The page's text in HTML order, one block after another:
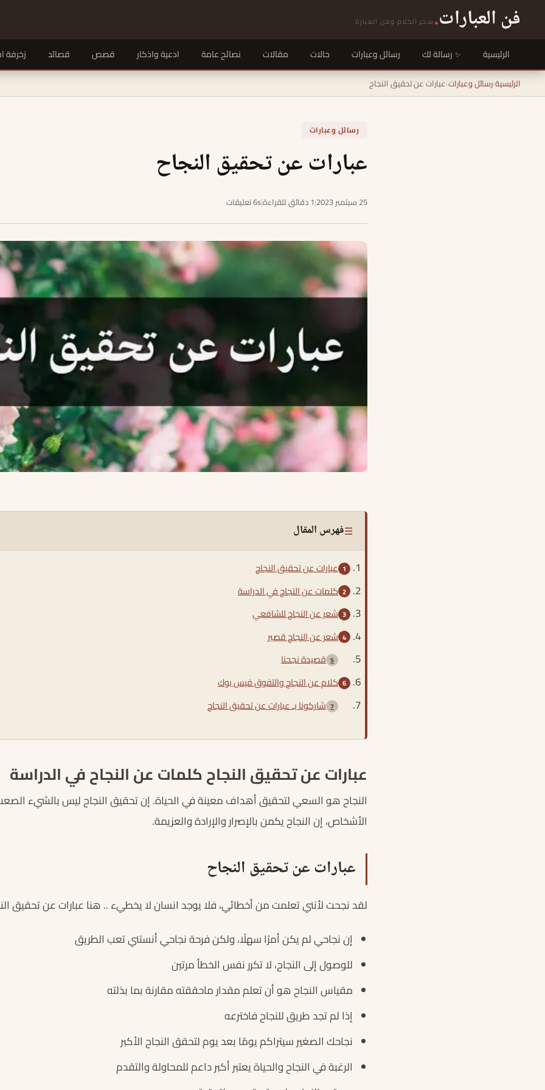
فن العبارات. سحر الكلام وفن العبارة
الرئيسية رسالة لك رسائل وعبارات حالات مقالات نصائح عامة ادعية واذكار قصص قصائد زخرفة
الرئيسية›رسائل وعبارات›عبارات عن تحقيق النجاح
رسائل وعبارات
عبارات عن تحقيق النجاح
25 سبتمبر 2023 |1 دقائق للقراءة |6s تعليقات
☰فهرس المقال
عبارات عن تحقيق النجاح
كلمات عن النجاح في الدراسة
شعر عن النجاح للشافعي
شعر عن النجاح قصير
قصيدة نجحنا
كلام عن النجاح والتفوق فيس بوك
شاركونا بـ عبارات عن تحقيق النجاح
عبارات عن تحقيق النجاح كلمات عن النجاح في الدراسة
النجاح هو السعي لتحقيق أهداف معينة في الحياة. إن تحقيق النجاح ليس بالشيء
الأشخاص، إن النجاح يكمن بالإصرار والإرادة والعزيمة.
عبارات عن تحقيق النجاح
لقد نجحت لأنني تعلمت من أخطائي، فلا يوجد انسان لا يخطيء .. هنا عبارات عن تحقيق
إن نجاحي لم يكن أمرًا سهلًا، ولكن فرحة نجاحي أنستني تعب الطريق
للوصول إلى النجاح، لا تكرر نفس الخطأ مرتين
مقياس النجاح هو أن تعلم مقدار ماحققته مقارنة بما بذلته
إذا لم تجد طريق للنجاح فاخترعه
نجاحك الصغير سيتراكم يومًا بعد يوم لتحقق النجاح الأكبر
الرغبة في النجاح والحياة يعتبر أكبر داعم للمحاولة والتقدم